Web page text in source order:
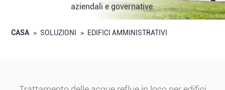
aziendali e governative.
CASA > SOLUZIONI > EDIFICI AMMINISTRATIVI